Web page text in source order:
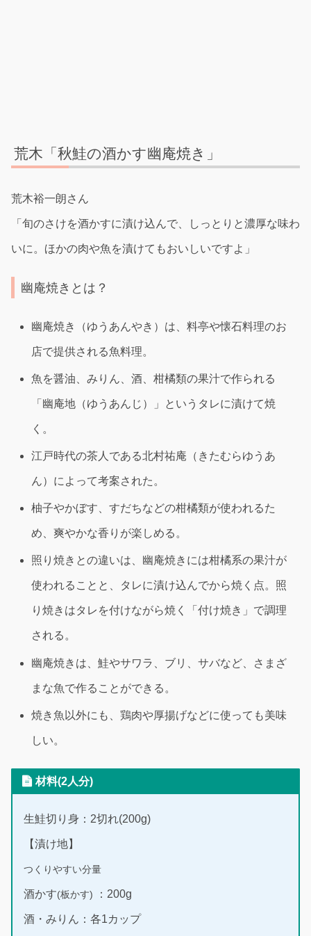
荒木「秋鮭の酒かす幽庵焼き」
荒木裕一朗さん
「旬のさけを酒かすに漬け込んで、しっとりと濃厚な味わ
いに。ほかの肉や魚を漬けてもおいしいですよ」
幽庵焼きとは？
幽庵焼き（ゆうあんやき）は、料亭や懐石料理のお
店で提供される魚料理。
魚を醤油、みりん、酒、柑橘類の果汁で作られる
「幽庵地（ゆうあんじ）」というタレに漬けて焼
く。
江戸時代の茶人である北村祐庵（きたむらゆうあ
ん）によって考案された。
柚子やかぼす、すだちなどの柑橘類が使われるた
め、爽やかな香りが楽しめる。
照り焼きとの違いは、幽庵焼きには柑橘系の果汁が
使われることと、タレに漬け込んでから焼く点。照
り焼きはタレを付けながら焼く「付け焼き」で調理
される。
幽庵焼きは、鮭やサワラ、ブリ、サバなど、さまざ
まな魚で作ることができる。
焼き魚以外にも、鶏肉や厚揚げなどに使っても美味
しい。
材料(2人分)
生鮭切り身：2切れ(200g)
【漬け地】
つくりやすい分量
酒かす(板かす) ：200g
酒・みりん：各1カップ